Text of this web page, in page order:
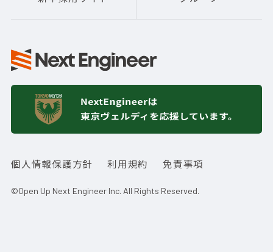
個人情報保護方針 利用規約 免責事項
©Open Up Next Engineer Inc. All Rights Reserved.